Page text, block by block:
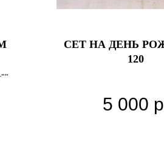
СЕТ НА ДЕНЬ
120
5 000